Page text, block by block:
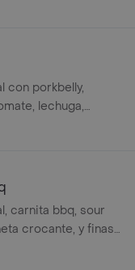
con porkbelly,
lechuga,
salsa de la casa
carnita bbq, sour
crocante, y finas